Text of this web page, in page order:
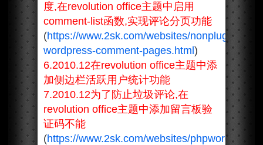
度,在revolution office主题中启用
comment-list函数,实现评论分页功能
(https://www.2sk.com/websites/nonplugin-
wordpress-comment-pages.html )
6.2010.12在revolution office主题中添
加侧边栏活跃用户统计功能
7.2010.12为了防止垃圾评论,在
revolution office主题中添加留言板验
证码不能
(https://www.2sk.com/websites/phpwordpress/